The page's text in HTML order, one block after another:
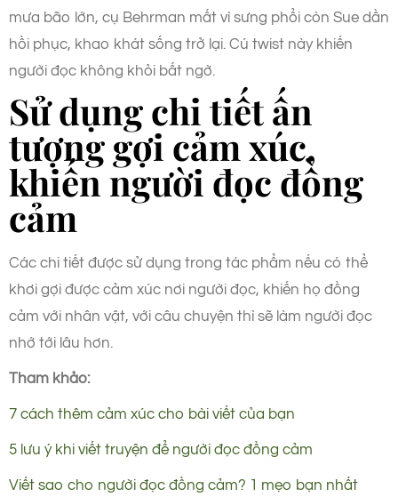
mưa bão lớn, cụ Behrman mất vì sưng phổi còn Sue dần
hồi phục, khao khát sống trở lại. Cú twist này khiến
người đọc không khỏi bất ngờ.
Sử dụng chi tiết ấn
tượng gợi cảm xúc,
khiến người đọc đồng
cảm
Các chi tiết được sử dụng trong tác phẩm nếu có thể
khơi gợi được cảm xúc nơi người đọc, khiến họ đồng
cảm với nhân vật, với câu chuyện thì sẽ làm người đọc
nhớ tới lâu hơn.
Tham khảo:
7 cách thêm cảm xúc cho bài viết của bạn
5 lưu ý khi viết truyện để người đọc đồng cảm
Viết sao cho người đọc đồng cảm? 1 mẹo bạn nhất